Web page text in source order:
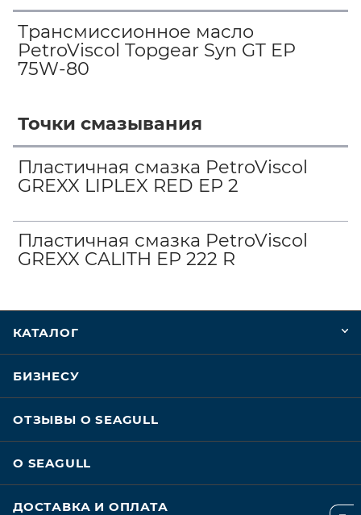
Трансмиссионное масло
PetroViscol Topgear Syn GT EP
75W-80
Точки смазывания
Пластичная смазка PetroViscol
GREXX LIPLEX RED EP 2
Пластичная смазка PetroViscol
GREXX CALITH EP 222 R
КАТАЛОГ
БИЗНЕСУ
ОТЗЫВЫ О SEAGULL
О SEAGULL
ДОСТАВКА И ОПЛАТА